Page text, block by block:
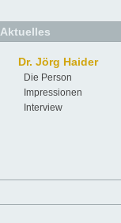
Aktuelles
Dr. Jörg Haider
Die Person
Impressionen
Interview